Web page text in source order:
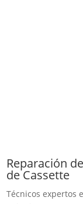
Reparación
de Cassette
Técnicos expertos